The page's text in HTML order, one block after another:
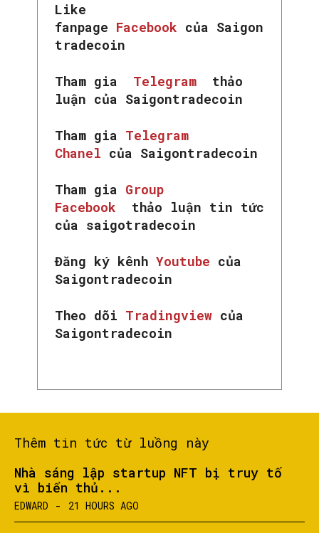
Like
fanpage Facebook của Saigon
tradecoin
Tham gia Telegram
thảo
luận của Saigontradecoin
Tham gia Telegram
Chanel của Saigontradecoin
Tham gia Group
Facebook
thảo luận tin tức
của saigotradecoin
Đăng ký kênh Youtube của
Saigontradecoin
Theo dõi Tradingview của
Saigontradecoin
Thêm tin tức từ luồng này
Nhà sáng lập startup NFT bị truy tố
vì biển thủ...
EDWARD - 21 HOURS AGO